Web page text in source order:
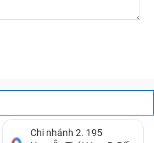
hưởng tới thẩm mỹ và các
biết laptop Asus
công) cần được
Chi nhánh 2. 195